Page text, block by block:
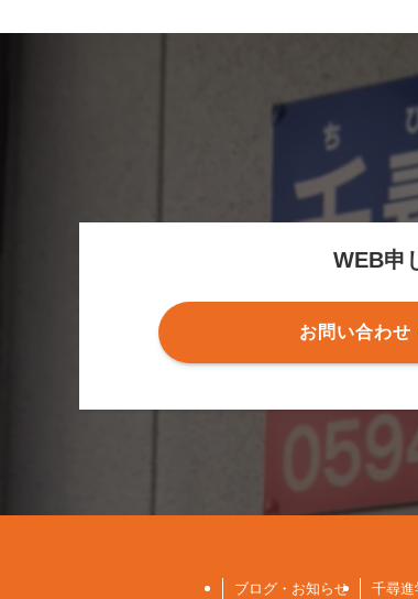
WEB申
お問い合わせ
ブログ・お知らせ 千尋進